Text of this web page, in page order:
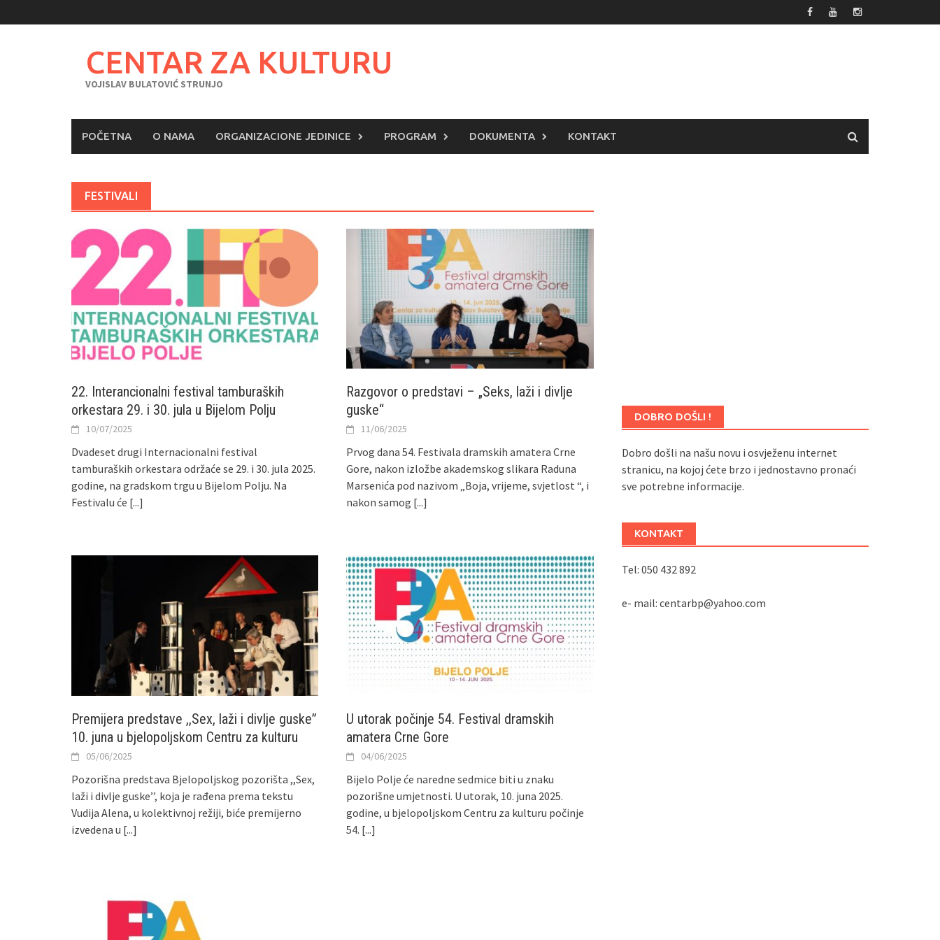
to
CENTAR ZA KULTURU
VOJISLAV BULATOVIĆ STRUNJO
POČETNA O NAMA ORGANIZACIONE JEDINICE PROGRAM DOKUMENTA KONTAKT
FESTIVALI
22. Interancionalni festival tamburaških
orkestara 29. i 30. jula u Bijelom Polju
10/07/2025
Dvadeset drugi Internacionalni festival
tamburaških orkestara održaće se 29. i 30. jula 2025.
godine, na gradskom trgu u Bijelom Polju. Na
Festivalu će [...]
Razgovor o predstavi – „Seks, laži i divlje
guske“
11/06/2025
Prvog dana 54. Festivala dramskih amatera Crne
Gore, nakon izložbe akademskog slikara Raduna
Marsenića pod nazivom „Boja, vrijeme, svjetlost “, i
nakon samog [...]
Premijera predstave ,,Sex, laži i divlje guske”
10. juna u bjelopoljskom Centru za kulturu
05/06/2025
Pozorišna predstava Bjelopoljskog pozorišta ,,Sex,
laži i divlje guske’’, koja je rađena prema tekstu
Vudija Alena, u kolektivnoj režiji, biće premijerno
izvedena u [...]
U utorak počinje 54. Festival dramskih
amatera Crne Gore
04/06/2025
Bijelo Polje će naredne sedmice biti u znaku
pozorišne umjetnosti. U utorak, 10. juna 2025.
godine, u bjelopoljskom Centru za kulturu počinje
54. [...]
DOBRO DOŠLI !
Dobro došli na našu novu i osvježenu internet
stranicu, na kojoj ćete brzo i jednostavno pronaći
sve potrebne informacije.
KONTAKT
Tel: 050 432 892
e- mail: centarbp@yahoo.com